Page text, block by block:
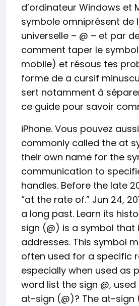
d’ordinateur Windows et
symbole omniprésent
universelle – @ – et par
comment taper le
mobile) et résous tes
forme de a cursif
sert notamment à
ce guide pour savoir
iPhone. Vous pouvez
commonly called the at
their own name for the
communication to
handles. Before the late
“at the rate of.” Jun 24,
a long past. Learn its
sign (@) is a symbol
addresses. This symbol
often used for a specific
especially when used as
word list the sign @,
at-sign (@)? The at-